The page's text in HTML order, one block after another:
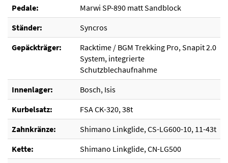
Pedale:
Marwi SP-890 matt Sandblock
Ständer:
Syncros
Gepäckträger:
Racktime / BGM Trekking Pro, Snapit 2.0
System, integrierte
Schutzblechaufnahme
Innenlager:
Bosch, Isis
Kurbelsatz:
FSA CK-320, 38t
Zahnkränze:
Shimano Linkglide, CS-LG600-10, 11-43t
Kette:
Shimano Linkglide, CN-LG500